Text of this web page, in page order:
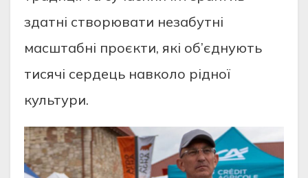
здатні створювати незабутні
масштабні проєкти, які об’єднують
тисячі сердець навколо рідної
культури.